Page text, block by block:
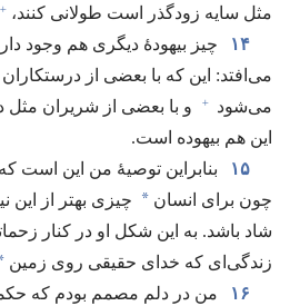
مثل سایه زودگذر است طولانی کنند،‏ +
۱۴
چیز بیهودهٔ دیگری هم وجود
می‌افتد:‏ این که با بعضی از
می‌شود
+ و با بعضی از شریران مثل
این هم بیهوده است.‏
۱۵
بنابراین توصیهٔ من این است
چون برای انسان * چیزی بهتر از این
شاد باشد.‏ به این شکل او در کنار
زندگی‌ای که خدای حقیقی روی زمین
۱۶
من در دلم مصمم بودم که